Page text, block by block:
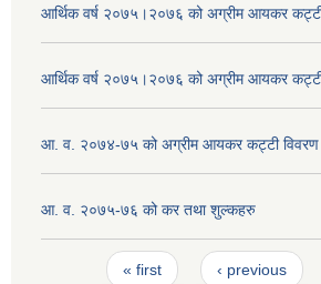
आर्थिक वर्ष २०७५।२०७६ को अग्रीम आयकर
आर्थिक वर्ष २०७५।२०७६ को अग्रीम आयकर
आ. व. २०७४-७५ को अग्रीम आयकर कट्टी विवरण
आ. व. २०७५-७६ को कर तथा शुल्कहरु
Pages« first ‹ previous